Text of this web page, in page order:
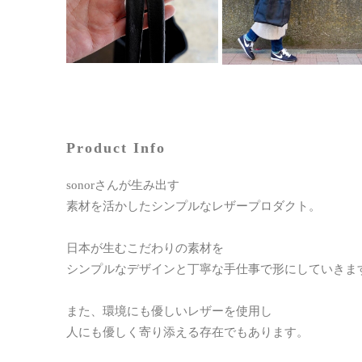
Product Info
sonorさんが生み出す
素材を活かしたシンプルなレザープロダクト。
日本が生むこだわりの素材を
シンプルなデザインと丁寧な手仕事で形にしていきま
また、環境にも優しいレザーを使用し
人にも優しく寄り添える存在でもあります。